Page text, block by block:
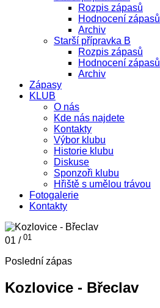
Rozpis zápasů
Hodnocení zápasů
Archiv
Starší přípravka B
Rozpis zápasů
Hodnocení zápasů
Archiv
Zápasy
KLUB
O nás
Kde nás najdete
Kontakty
Výbor klubu
Historie klubu
Diskuse
Sponzoři klubu
Hřiště s umělou trávou
Fotogalerie
Kontakty
01 / 01
Poslední zápas
Kozlovice - Břeclav